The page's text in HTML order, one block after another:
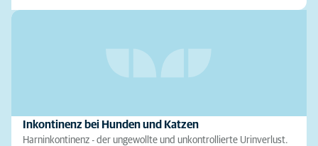
Inkontinenz bei Hunden und Katzen
Harninkontinenz - der ungewollte und unkontrollierte Urinverlust.